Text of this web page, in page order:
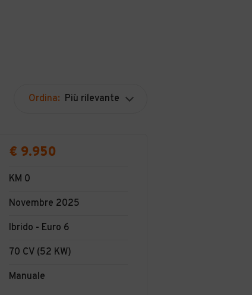
Ordina: Più rilevante
€ 9.950
KM 0
Novembre 2025
Ibrido - Euro 6
70 CV (52 KW)
Manuale